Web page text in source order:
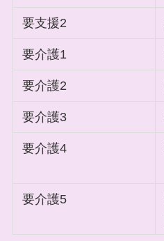
要支援2
要介護1
要介護2
要介護3
要介護4
要介護5